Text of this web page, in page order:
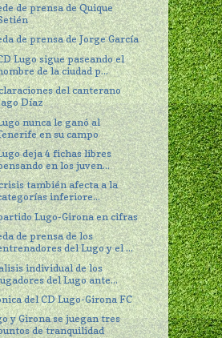
de prensa de Quique
de prensa de Jorge García
Lugo sigue paseando el
de la ciudad p...
del canterano
Díaz
nunca le ganó al
en su campo
deja 4 fichas libres
en los juven...
también afecta a la
inferiore...
Lugo-Girona en cifras
de prensa de los
del Lugo y el ...
individual de los
del Lugo ante...
del CD Lugo-Girona FC
y Girona se juegan tres
de tranquilidad